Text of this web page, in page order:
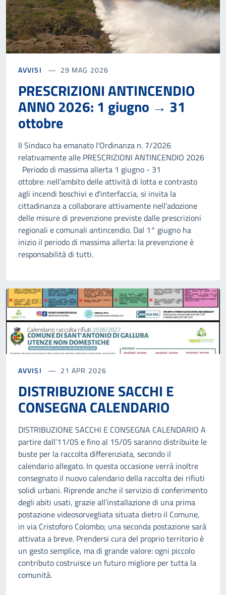
AVVISI 29 MAG 2026
PRESCRIZIONI ANTINCENDIO
ANNO 2026: 1 giugno → 31
ottobre
Il Sindaco ha emanato l'Ordinanza n. 7/2026
relativamente alle PRESCRIZIONI ANTINCENDIO 2026
Periodo di massima allerta 1 giugno - 31
ottobre: nell'ambito delle attività di lotta e contrasto
agli incendi boschivi e d'interfaccia, si invita la
cittadinanza a collaborare attivamente nell'adozione
delle misure di prevenzione previste dalle prescrizioni
regionali e comunali antincendio. Dal 1° giugno ha
inizio il periodo di massima allerta: la prevenzione è
responsabilità di tutti.
AVVISI 21 APR 2026
DISTRIBUZIONE SACCHI E
CONSEGNA CALENDARIO
DISTRIBUZIONE SACCHI E CONSEGNA CALENDARIO A
partire dall’11/05 e fino al 15/05 saranno distribuite le
buste per la raccolta differenziata, secondo il
calendario allegato. In questa occasione verrà inoltre
consegnato il nuovo calendario della raccolta dei rifiuti
solidi urbani. Riprende anche il servizio di conferimento
degli abiti usati, grazie all’installazione di una prima
postazione videosorvegliata situata dietro il Comune,
in via Cristoforo Colombo; una seconda postazione sarà
attivata a breve. Prendersi cura del proprio territorio è
un gesto semplice, ma di grande valore: ogni piccolo
contributo costruisce un futuro migliore per tutta la
comunità.